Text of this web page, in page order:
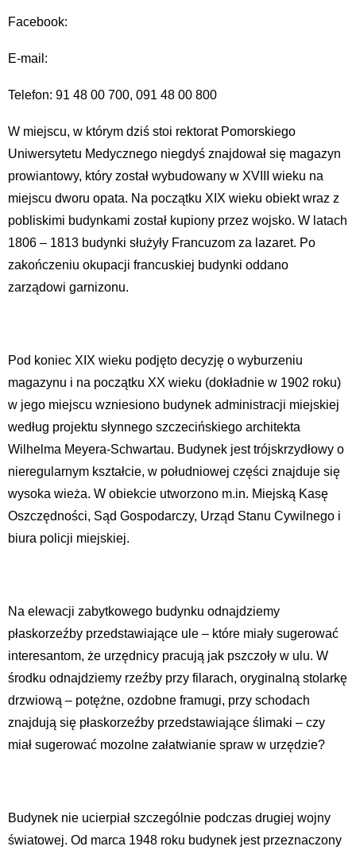
Facebook:
E-mail:
Telefon: 91 48 00 700, 091 48 00 800
W miejscu, w którym dziś stoi rektorat Pomorskiego
Uniwersytetu Medycznego niegdyś znajdował się magazyn
prowiantowy, który został wybudowany w XVIII wieku na
miejscu dworu opata. Na początku XIX wieku obiekt wraz z
pobliskimi budynkami został kupiony przez wojsko. W latach
1806 – 1813 budynki służyły Francuzom za lazaret. Po
zakończeniu okupacji francuskiej budynki oddano
zarządowi garnizonu.
Pod koniec XIX wieku podjęto decyzję o wyburzeniu
magazynu i na początku XX wieku (dokładnie w 1902 roku)
w jego miejscu wzniesiono budynek administracji miejskiej
według projektu słynnego szczecińskiego architekta
Wilhelma Meyera-Schwartau. Budynek jest trójskrzydłowy o
nieregularnym kształcie, w południowej części znajduje się
wysoka wieża. W obiekcie utworzono m.in. Miejską Kasę
Oszczędności, Sąd Gospodarczy, Urząd Stanu Cywilnego i
biura policji miejskiej.
Na elewacji zabytkowego budynku odnajdziemy
płaskorzeźby przedstawiające ule – które miały sugerować
interesantom, że urzędnicy pracują jak pszczoły w ulu. W
środku odnajdziemy rzeźby przy filarach, oryginalną stolarkę
drzwiową – potężne, ozdobne framugi, przy schodach
znajdują się płaskorzeźby przedstawiające ślimaki – czy
miał sugerować mozolne załatwianie spraw w urzędzie?
Budynek nie ucierpiał szczególnie podczas drugiej wojny
światowej. Od marca 1948 roku budynek jest przeznaczony